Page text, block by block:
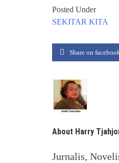
Posted Under
SEKITAR KITA
Share on
About Harry
Jurnalis,